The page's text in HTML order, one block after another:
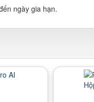
ngày gia hạn.